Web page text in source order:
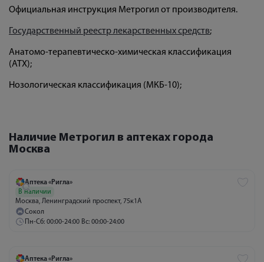
Официальная инструкция Метрогил от производителя.
Государственный реестр лекарственных средств;
Анатомо-терапевтическо-химическая классификация
(ATX);
Нозологическая классификация (МКБ-10);
Наличие Метрогил в аптеках города
Москва
Аптека «Ригла»
В наличии
Москва, Ленинградский проспект, 75к1А
Сокол
Пн-Сб: 00:00-24:00 Вс: 00:00-24:00
Аптека «Ригла»